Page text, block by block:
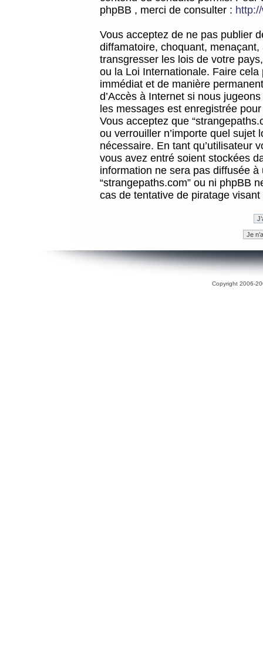
phpBB , merci de consulter :
Vous acceptez de ne pas publier
diffamatoire, choquant,
transgresser les lois de votre
ou la Loi Internationale. Faire
immédiat et de manière
d’Accès à Internet si nous
les messages est enregistrée
Vous acceptez que
ou verrouiller n’importe quel sujet
nécessaire. En tant qu’utilisateur
vous avez entré soient stockées
information ne sera pas diffusée
“strangepaths.com” ou ni phpBB
cas de tentative de piratage
Copyright 2006-